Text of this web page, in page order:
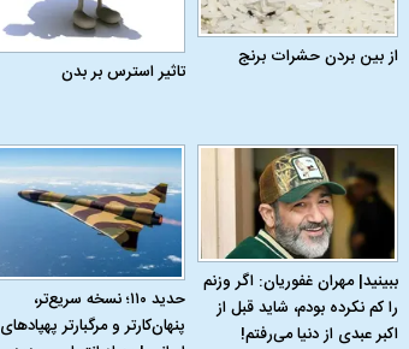
از بین بردن حشرات برنج
تاثیر استرس بر بدن
ببینید| مهران غفوریان: اگر وزنم
را کم نکرده بودم، شاید قبل از
اکبر عبدی از دنیا می‌رفتم!
حدید ۱۱۰؛ نسخه سریع‌تر،
پنهان‌کارتر و مرگبارتر پهپادهای